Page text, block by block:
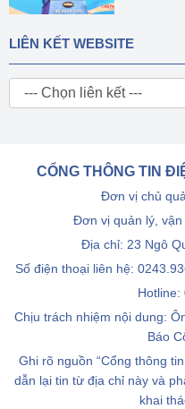
LIÊN KẾT WEBSITE
CỔNG THÔNG TIN
Đơn vị chủ
Đơn vị quản lý,
Địa chỉ: 23 Ngô
Số điện thoại liên hệ:
Hotline:
Chịu trách nhiệm nội dung:
Báo
Ghi rõ nguồn “Cổng thông
dẫn lại tin từ địa chỉ này và
khai